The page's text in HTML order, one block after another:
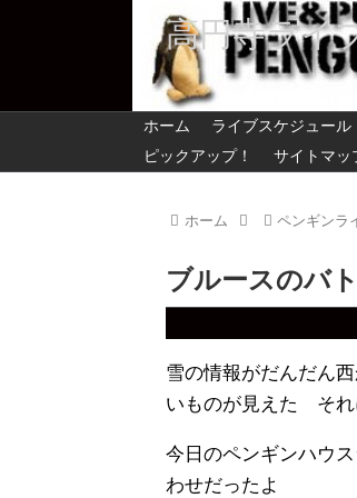
高円寺ライ
ホーム ライブスケジュール
ピックアップ！
サイトマッ
ホーム ペンギンラ
ブルース
雪の情報がだんだん
いものが見えた それ
今日のペンギンハウ
わせだったよ